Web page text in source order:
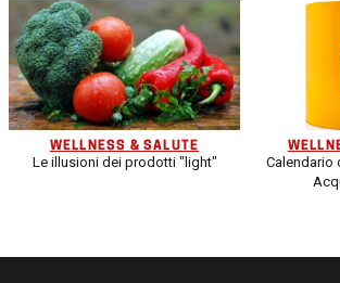
WELLNESS & SALUTE
Le illusioni dei prodotti "light"
Calendario